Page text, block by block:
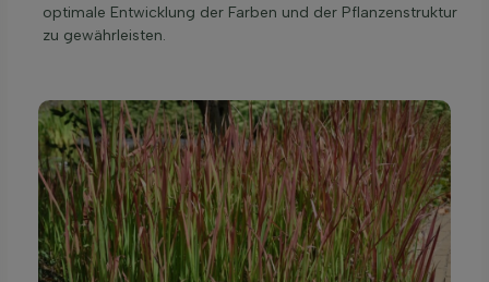
optimale Entwicklung der Farben und der Pflanzenstruktur
zu gewährleisten.